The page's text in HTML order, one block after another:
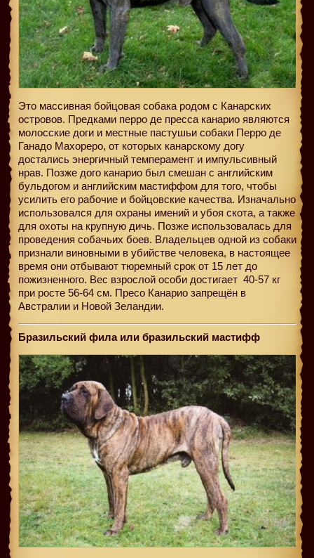
Это массивная бойцовая собака родом с Канарских
островов. Предками перро де пресса канарио являются
молосские доги и местные пастушьи собаки Перро де
Ганадо Махореро, от которых канарскому догу
достались энергичный темперамент и импульсивный
нрав. Позже дого канарио был смешан с английским
бульдогом и английским мастиффом для того, чтобы
усилить его рабочие и бойцовские качества. Изначально
использовался для охраны имений и убоя скота, а также
для охоты на крупную дичь. Позже использовалась для
проведения собачьих боев. Владельцев одной из собаки
признали виновными в убийстве человека, в настоящее
время они отбывают тюремный срок от 15 лет до
пожизненного. Вес взрослой особи достигает 40-57 кг
при росте 56-64 см. Пресо Канарио запрещён в
Австралии и Новой Зеландии.
Бразильский фила или бразильский мастифф